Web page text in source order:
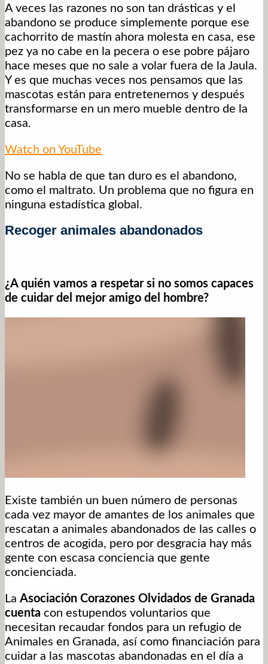
A veces las razones no son tan drásticas y el
abandono se produce simplemente porque ese
cachorrito de mastín ahora molesta en casa, ese
pez ya no cabe en la pecera o ese pobre pájaro
hace meses que no sale a volar fuera de la Jaula.
Y es que muchas veces nos pensamos que las
mascotas están para entretenernos y después
transformarse en un mero mueble dentro de la
casa.
Watch on YouTube
No se habla de que tan duro es el abandono,
como el maltrato. Un problema que no figura en
ninguna estadística global.
Recoger animales abandonados
¿A quién vamos a respetar si no somos capaces
de cuidar del mejor amigo del hombre?
Existe también un buen número de personas
cada vez mayor de amantes de los animales que
rescatan a animales abandonados de las calles o
centros de acogida, pero por desgracia hay más
gente con escasa conciencia que gente
concienciada.
La Asociación Corazones Olvidados de Granada
cuenta con estupendos voluntarios que
necesitan recaudar fondos para un refugio de
Animales en Granada, así como financiación para
cuidar a las mascotas abandonadas en el día a